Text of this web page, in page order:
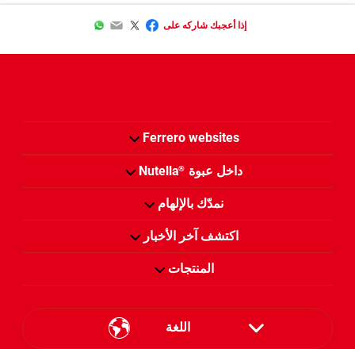
إذا أعجبك شاركه على Facebook
Twitter
Email
WhatsApp
Ferrero websites
داخل عبوة ®
Nutella
نمدّك بالإلهام
اكتشف آخر الأخبار
المنتجات
اللغة